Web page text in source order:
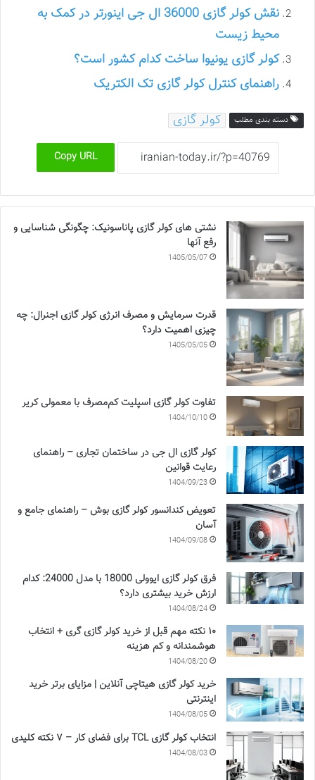
نقش کولر گازی 36000 ال جی اینورتر در کمک به
محیط زیست
کولر گازی یونیوا ساخت کدام کشور است؟
راهنمای کنترل کولر گازی تک الکتریک
دسته بندی مطلب کولر گازی
Copy URL
نشتی های کولر گازی پاناسونیک: چگونگی شناسایی و
رفع آنها
1405/05/07
قدرت سرمایش و مصرف انرژی کولر گازی اجنرال: چه
چیزی اهمیت دارد؟
1405/05/05
تفاوت کولر گازی اسپلیت کم‌مصرف با معمولی کریر
1404/10/10
کولر گازی ال جی در ساختمان تجاری – راهنمای
رعایت قوانین
1404/09/23
تعویض کندانسور کولر گازی بوش – راهنمای جامع و
آسان
1404/09/08
فرق کولر گازی ایوولی 18000 با مدل 24000: کدام
ارزش خرید بیشتری دارد؟
1404/08/24
۱۰ نکته مهم قبل از خرید کولر گازی گری + انتخاب
هوشمندانه و کم هزینه
1404/08/20
خرید کولر گازی هیتاچی آنلاین | مزایای برتر خرید
اینترنتی
1404/08/05
انتخاب کولر گازی TCL برای فضای کار – ۷ نکته کلیدی
1404/08/03